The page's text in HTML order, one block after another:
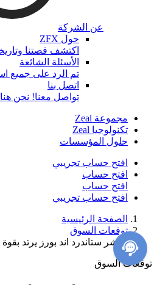
عن الشركة
حول ZFX
اكتشف قصتنا
الأسئلة الشائعة
تم الرد على جميع
اتصل بنا
تواصل معنا! نحن
مجموعة Zeal
تكنولوجيا Zeal
حلول المؤسسات
افتح حساب تجريبي
افتح حساب
افتح حساب
افتح حساب تجريبي
الصفحة الرئيسية
توقعات السوق
مؤشر ستاندرد اند بورز يرتد
توقعات السوق